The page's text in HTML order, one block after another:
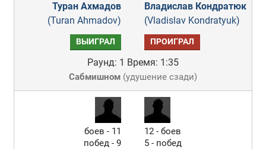
Туран Аxмадов
(Turan Ahmadov)
Владислав Кондратюк
(Vladislav Kondratyuk)
ВЫИГРАЛ ПРОИГРАЛ
Раунд: 1 Время: 1:35
Сабмишном(удушение сзади)
боев - 11
побед - 9
12 - боев
5 - побед